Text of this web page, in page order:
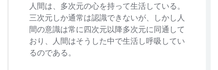
人間は、多次元の心を持って生活している。
三次元しか通常は認識できないが、しかし人
間の意識は常に四次元以降多次元に同通して
おり、人間はそうした中で生活し呼吸してい
るのである。